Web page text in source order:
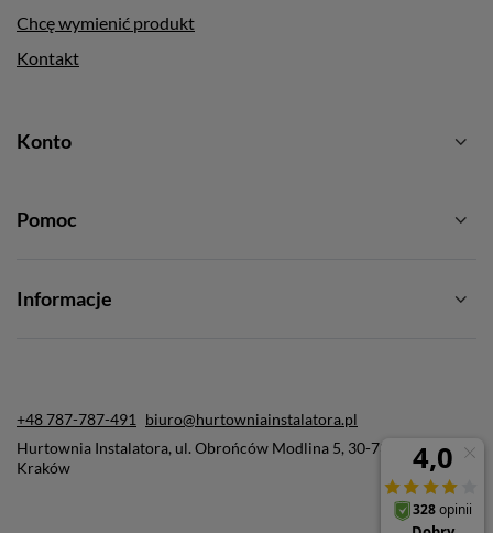
Chcę wymienić produkt
Kontakt
Konto
Pomoc
Informacje
+48 787-787-491 biuro@hurtowniainstalatora.pl
Hurtownia Instalatora, ul. Obrońców Modlina 5, 30-733
Kraków